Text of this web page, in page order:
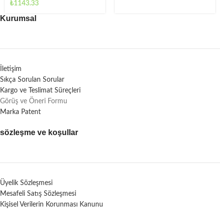
₺1143.33
Kurumsal
İletişim
Sıkça Sorulan Sorular
Kargo ve Teslimat Süreçleri
Görüş ve Öneri Formu
Marka Patent
sözleşme ve koşullar
Üyelik Sözleşmesi
Mesafeli Satış Sözleşmesi
Kişisel Verilerin Korunması Kanunu